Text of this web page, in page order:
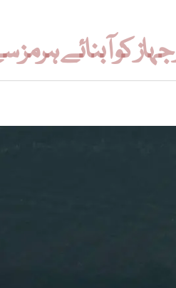
جہاز کو آبنائے